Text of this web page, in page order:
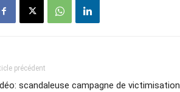
précédent
scandaleuse campagne de victimisation